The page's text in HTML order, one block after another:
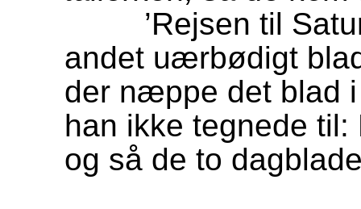
’Rejsen til
andet uærbødigt
der næppe det blad
han ikke tegnede
og så de to